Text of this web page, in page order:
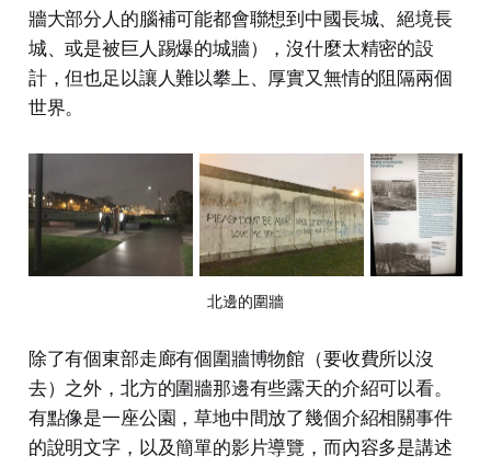
牆大部分人的腦補可能都會聯想到中國長城、絕境長
城、或是被巨人踢爆的城牆），沒什麼太精密的設
計，但也足以讓人難以攀上、厚實又無情的阻隔兩個
世界。
北邊的圍牆
除了有個東部走廊有個圍牆博物館（要收費所以沒
去）之外，北方的圍牆那邊有些露天的介紹可以看。
有點像是一座公園，草地中間放了幾個介紹相關事件
的說明文字，以及簡單的影片導覽，而內容多是講述